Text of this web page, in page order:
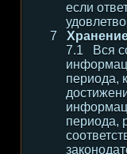
если
Вся
периода,
периода,